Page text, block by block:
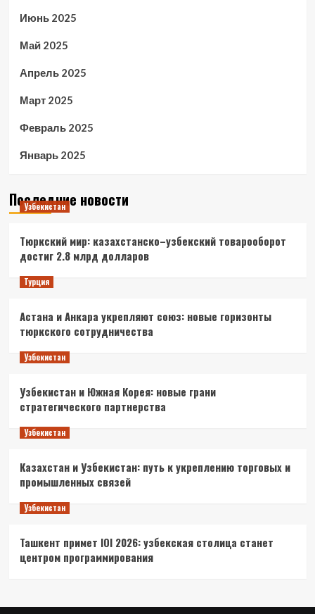
Июнь 2025
Май 2025
Апрель 2025
Март 2025
Февраль 2025
Январь 2025
Последние новости
Узбекистан
Тюркский мир: казахстанско–узбекский товарооборот
достиг 2.8 млрд долларов
Турция
Астана и Анкара укрепляют союз: новые горизонты
тюркского сотрудничества
Узбекистан
Узбекистан и Южная Корея: новые грани
стратегического партнерства
Узбекистан
Казахстан и Узбекистан: путь к укреплению торговых и
промышленных связей
Узбекистан
Ташкент примет IOI 2026: узбекская столица станет
центром программирования